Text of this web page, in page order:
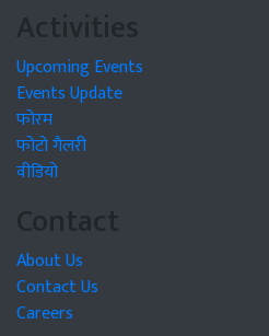
Activities
Upcoming Events
Events Update
फोरम
फोटो गैलरी
वीडियो
Contact
About Us
Contact Us
Careers